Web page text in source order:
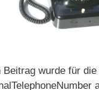
Beitrag wurde für